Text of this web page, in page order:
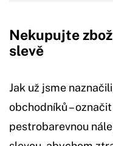
Nekupujte
slevě
Jak už jsme
obchodníků –
pestrobarevnou